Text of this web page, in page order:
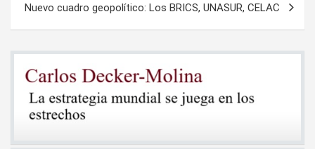
Nuevo cuadro geopolítico: Los BRICS, UNASUR, CELAC